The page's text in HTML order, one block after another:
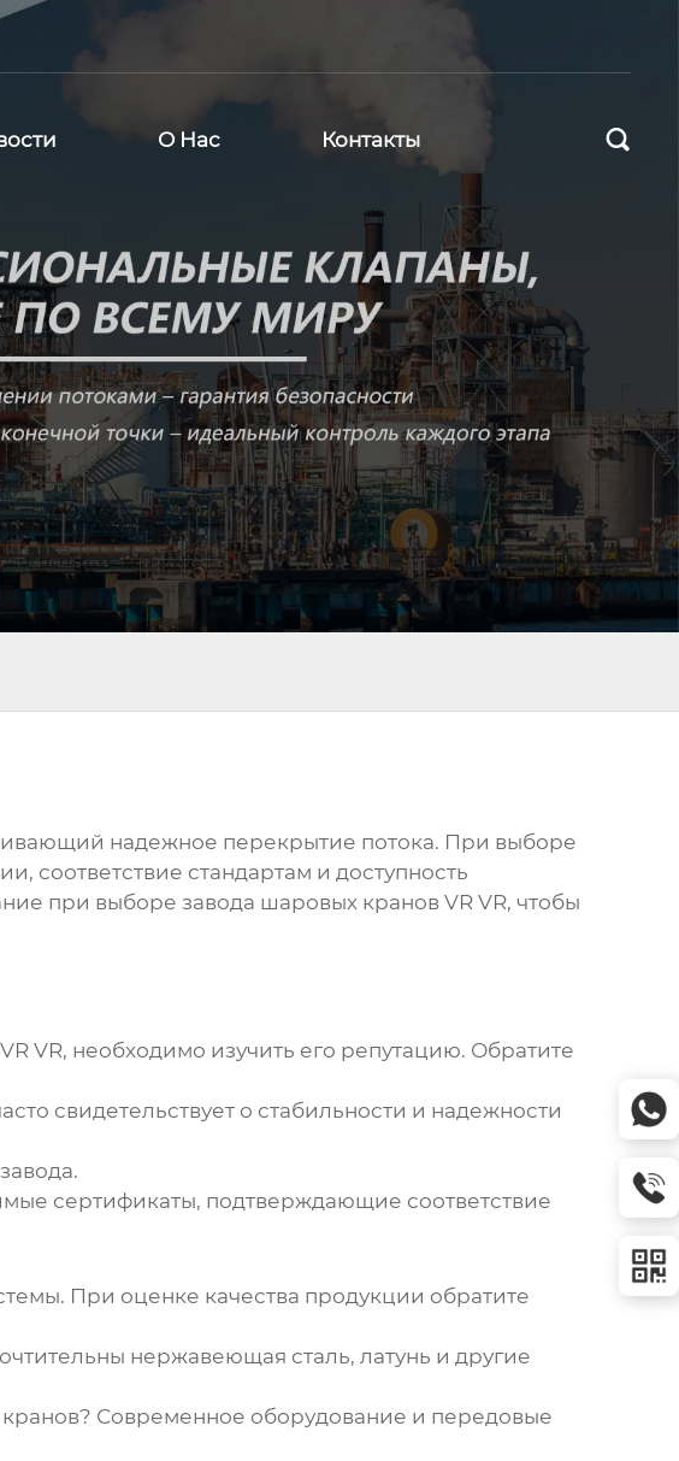
О Нас Контакты 
надежное перекрытие потока. При выборе
соответствие стандартам и доступность
при выборе завода шаровых кранов VR VR, чтобы
VR, необходимо изучить его репутацию. Обратите
свидетельствует о стабильности и надежности
сертификаты, подтверждающие соответствие
При оценке качества продукции обратите
нержавеющая сталь, латунь и другие
Современное оборудование и передовые